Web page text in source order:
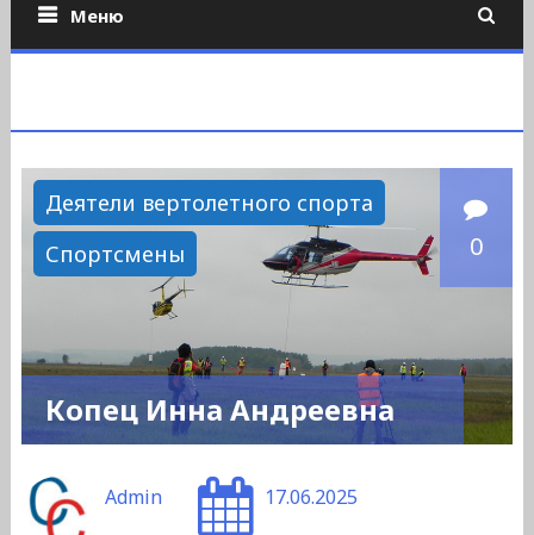
Меню
Деятели вертолетного спорта
Спортсмены
0
Копец Инна Андреевна
Admin 17.06.2025